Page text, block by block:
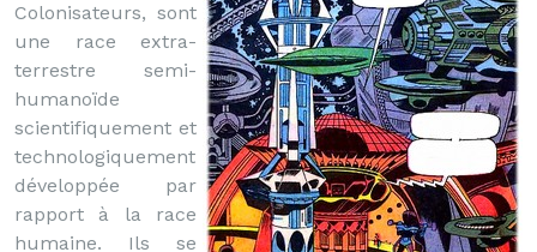
Colonisateurs, sont
une race extra-
terrestre semi-
humanoïde
scientifiquement et
technologiquement
développée par
rapport à la race
humaine. Ils se